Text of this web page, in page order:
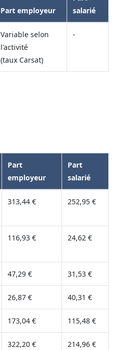
Part employeur
salarié
Variable selon
l'activité
(taux Carsat)
-
Part
employeur
Part
salarié
313,44 € 252,95 €
116,93 € 24,62 €
47,29 € 31,53 €
26,87 € 40,31 €
173,04 € 115,48 €
322,20 € 214,96 €